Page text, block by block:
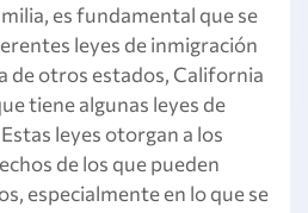
es fundamental que se
leyes de inmigración
de otros estados, California
tiene algunas leyes de
leyes otorgan a los
de los que pueden
especialmente en lo que se